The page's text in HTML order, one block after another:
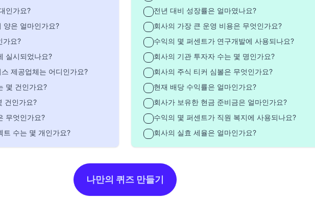
인가요?
양은 얼마인가요?
가요?
실시되었나요?
제공업체는 어디인가요?
몇 건인가요?
건인가요?
무엇인가요?
트 수는 몇 개인가요?
전년 대비 성장률은 얼마였나요?
회사의 가장 큰 운영 비용은 무엇인가요?
수익의 몇 퍼센트가 연구개발에 사용되나요?
회사의 기관 투자자 수는 몇 명인가요?
회사의 주식 티커 심볼은 무엇인가요?
현재 배당 수익률은 얼마인가요?
회사가 보유한 현금 준비금은 얼마인가요?
수익의 몇 퍼센트가 직원 복지에 사용되나요?
회사의 실효 세율은 얼마인가요?
나만의 퀴즈 만들기